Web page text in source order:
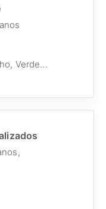
Verde...